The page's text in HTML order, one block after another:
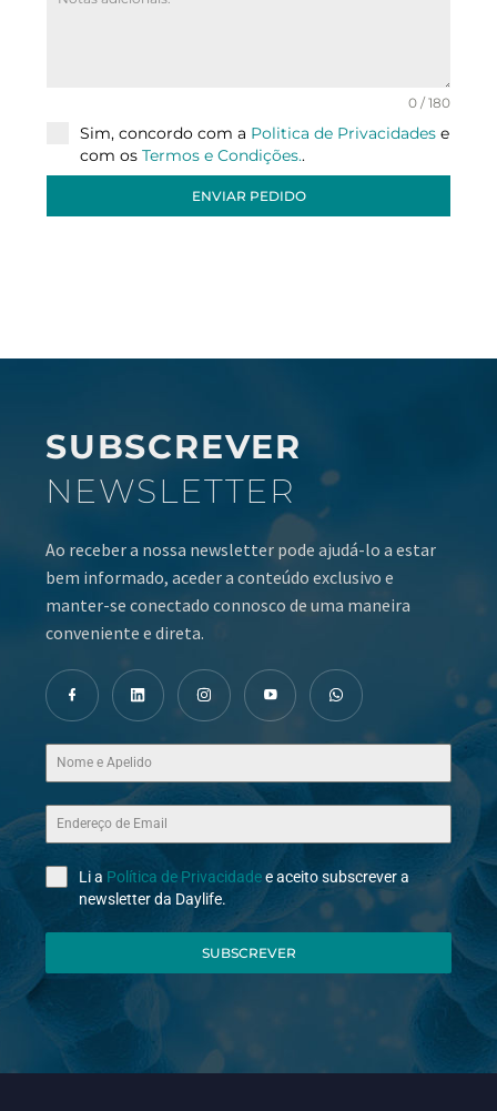
0 / 180
Sim, concordo com a Politica de Privacidades e
com os Termos e Condições..
ENVIAR PEDIDO
SUBSCREVER
NEWSLETTER
Ao receber a nossa newsletter pode ajudá-lo a estar
bem informado, aceder a conteúdo exclusivo e
manter-se conectado connosco de uma maneira
conveniente e direta.
Li a Política de Privacidadee aceito subscrever a
newsletter da Daylife.
SUBSCREVER